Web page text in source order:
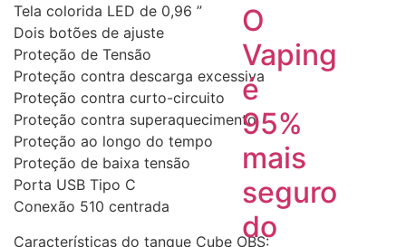
O
Vaping
é
95%
mais
seguro
do
Tela colorida LED de 0,96 ”
Dois botões de ajuste
Proteção de Tensão
Proteção contra descarga excessiva
Proteção contra curto-circuito
Proteção contra superaquecimento
Proteção ao longo do tempo
Proteção de baixa tensão
Porta USB Tipo C
Conexão 510 centrada
Características do tanque Cube OBS: